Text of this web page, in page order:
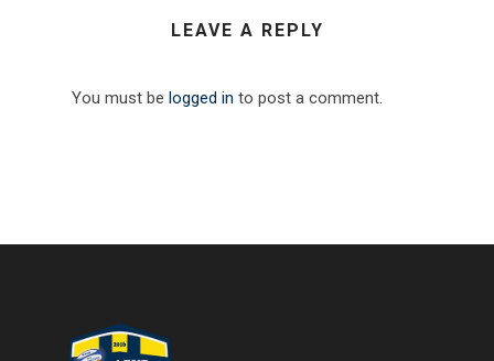
LEAVE A REPLY
You must be logged in to post a comment.